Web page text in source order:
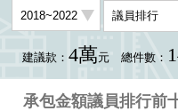
建議款： 4萬元 總件數： 1
承包金額議員排行前